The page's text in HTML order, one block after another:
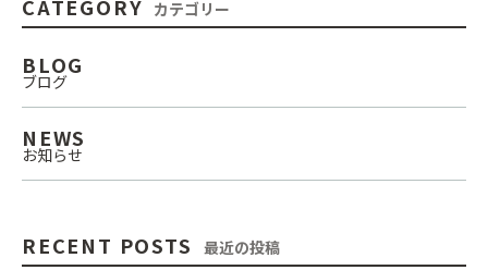
CATEGORY カテゴリー
BLOG
ブログ
NEWS
お知らせ
RECENT POSTS 最近の投稿